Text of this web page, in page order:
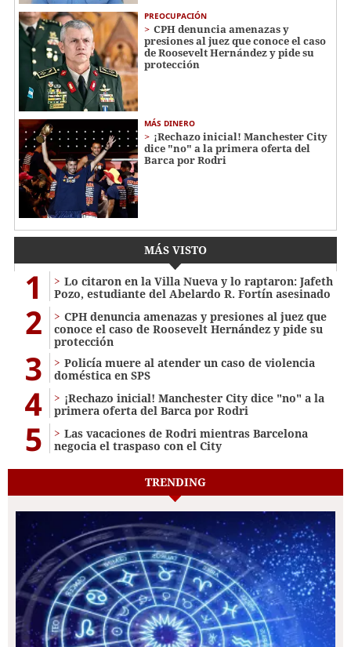
PREOCUPACIÓN
CPH denuncia amenazas y
presiones al juez que conoce el caso
de Roosevelt Hernández y pide su
protección
MÁS DINERO
¡Rechazo inicial! Manchester City
dice "no" a la primera oferta del
Barca por Rodri
MÁS VISTO
1
Lo citaron en la Villa Nueva y lo raptaron: Jafeth
Pozo, estudiante del Abelardo R. Fortín asesinado
2
CPH denuncia amenazas y presiones al juez que
conoce el caso de Roosevelt Hernández y pide su
protección
3
Policía muere al atender un caso de violencia
doméstica en SPS
4
¡Rechazo inicial! Manchester City dice "no" a la
primera oferta del Barca por Rodri
5
Las vacaciones de Rodri mientras Barcelona
negocia el traspaso con el City
TRENDING